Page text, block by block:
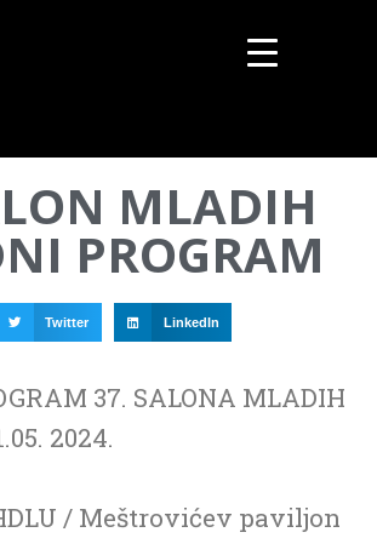
MLADIH
PROGRAM
Twitter LinkedIn
37. SALONA MLADIH
2024.
/ Meštrovićev paviljon